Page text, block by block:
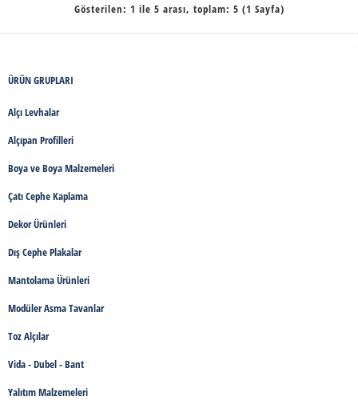
Gösterilen: 1 ile 5 arası, toplam: 5 (1 Sayfa)
ÜRÜN GRUPLARI
Alçı Levhalar
Alçıpan Profilleri
Boya ve Boya Malzemeleri
Çatı Cephe Kaplama
Dekor Ürünleri
Dış Cephe Plakalar
Mantolama Ürünleri
Modüler Asma Tavanlar
Toz Alçılar
Vida - Dubel - Bant
Yalıtım Malzemeleri